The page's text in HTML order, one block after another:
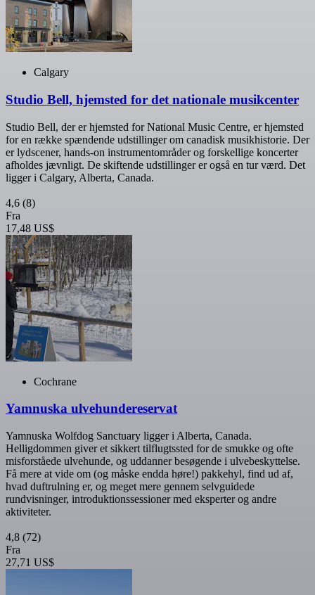
Calgary
Studio Bell, hjemsted for det nationale musikcenter
Studio Bell, der er hjemsted for National Music Centre, er hjemsted
for en række spændende udstillinger om canadisk musikhistorie. Der
er lydscener, hands-on instrumentområder og forskellige koncerter
afholdes jævnligt. De skiftende udstillinger er også en tur værd. Det
ligger i Calgary, Alberta, Canada.
4,6 (8)
Fra
17,48 US$
Cochrane
Yamnuska ulvehundereservat
Yamnuska Wolfdog Sanctuary ligger i Alberta, Canada.
Helligdommen giver et sikkert tilflugtssted for de smukke og ofte
misforståede ulvehunde, og uddanner besøgende i ulvebeskyttelse.
Få mere at vide om (og måske endda høre!) pakkehyl, find ud af,
hvad duftrulning er, og meget mere gennem selvguidede
rundvisninger, introduktionssessioner med eksperter og andre
aktiviteter.
4,8 (72)
Fra
27,71 US$